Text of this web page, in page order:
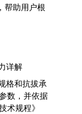
帮助用户根
详解
格和抗拔承
数，并依据
术规程》